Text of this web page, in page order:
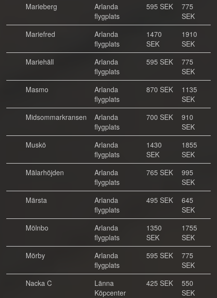
Marieberg
Arlanda
flygplats
595 SEK
775
SEK
Mariefred
Arlanda
flygplats
1470
SEK
1910
SEK
Mariehäll
Arlanda
flygplats
595 SEK
775
SEK
Masmo
Arlanda
flygplats
870 SEK
1135
SEK
Midsommarkransen
Arlanda
flygplats
700 SEK
910
SEK
Muskö
Arlanda
flygplats
1430
SEK
1855
SEK
Mälarhöjden
Arlanda
flygplats
765 SEK
995
SEK
Märsta
Arlanda
flygplats
495 SEK
645
SEK
Mölnbo
Arlanda
flygplats
1350
SEK
1755
SEK
Mörby
Arlanda
flygplats
595 SEK
775
SEK
Nacka C
Länna
Köpcenter
425 SEK
550
SEK